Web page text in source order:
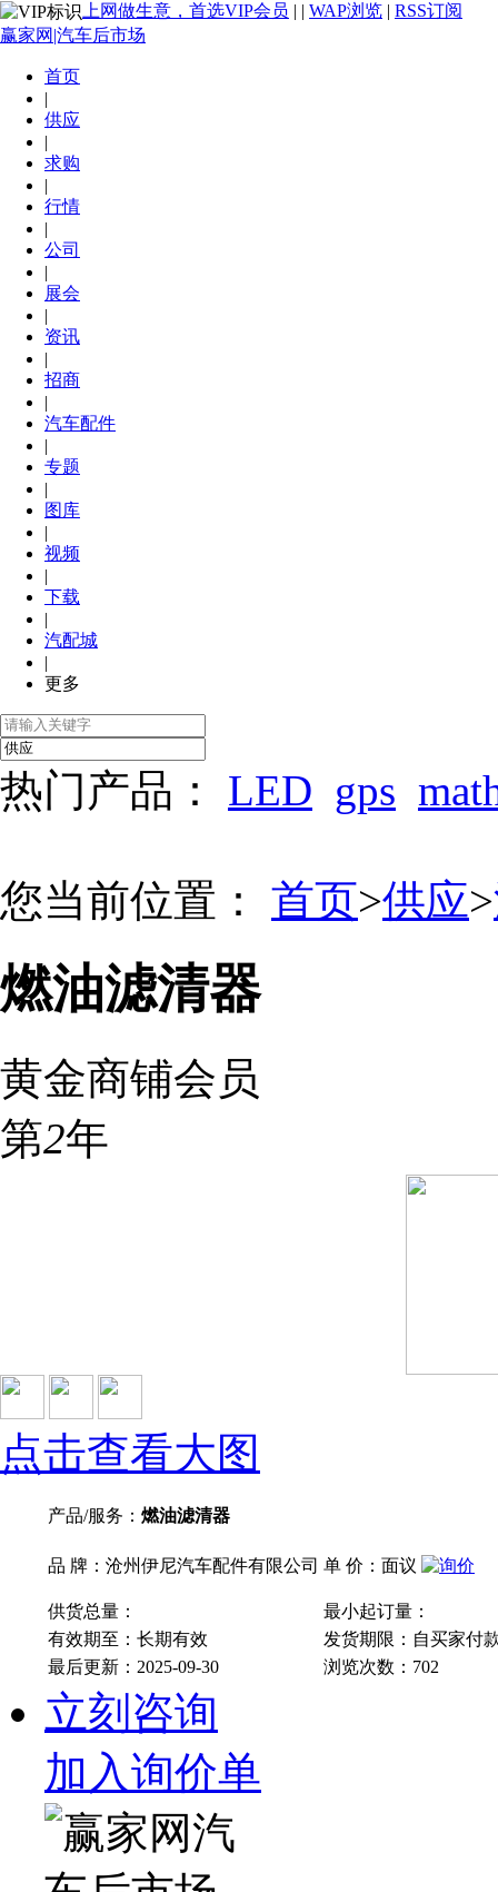
上网做生意，首选VIP会员 | | WAP浏览 | RSS订阅
赢家网|汽车后市场
首页
|
供应
|
求购
|
行情
|
公司
|
展会
|
资讯
|
招商
|
汽车配件
|
专题
|
图库
|
视频
|
下载
|
汽配城
|
更多
热门产品： LED gps
您当前位置： 首页>供应>
燃油滤清器
黄金商铺会员
第2年
点击查看大图
产品/服务： 燃油滤清器
品 牌：沧州伊尼汽车配件有限公司 单 价：面议
供货总量：
最小起订量：
有效期至：长期有效
发货期限：自买家付
最后更新：2025-09-30
浏览次数： 702
立刻咨询
加入询价单